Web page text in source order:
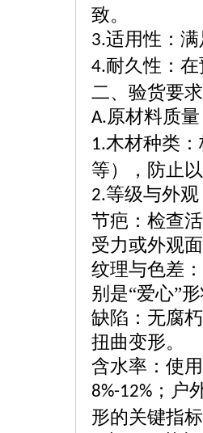
致。
3.适用性：
4.耐久性：
二、验货要
A.原材料质量
1.木材种类
等），防止
2.等级与外观
节疤：检查
受力或外观
纹理与色差
别是“爱心”
缺陷：无腐
扭曲变形。
含水率：使
8%-12% ；户
形的关键指